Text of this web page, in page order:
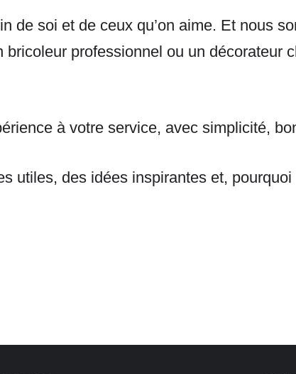
de soi et de ceux qu’on aime. Et nous
bricoleur professionnel ou un décorateur
à votre service, avec simplicité,
utiles, des idées inspirantes et,